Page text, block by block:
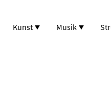
Kunst Musik